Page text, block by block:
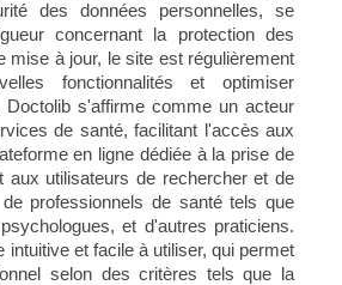
des données personnelles, se
concernant la protection des
mise à jour, le site est régulièrement
fonctionnalités et optimiser
Doctolib s'affirme comme un acteur
de santé, facilitant l'accès aux
en ligne dédiée à la prise de
aux utilisateurs de rechercher et de
professionnels de santé tels que
et d'autres praticiens.
intuitive et facile à utiliser, qui permet
selon des critères tels que la